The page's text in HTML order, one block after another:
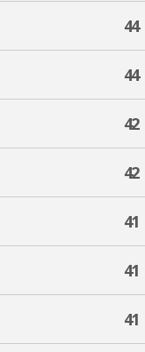
44
44
42
42
41
41
41